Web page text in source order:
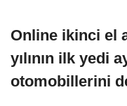
Online ikinci el
yılının ilk yedi
otomobillerini